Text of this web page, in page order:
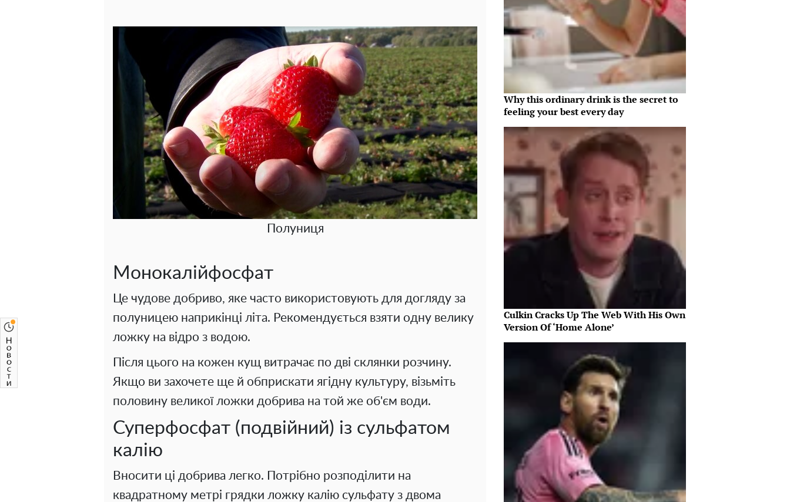
Полуниця
Монокалійфосфат
Це чудове добриво, яке часто використовують для догляду за
полуницею наприкінці літа. Рекомендується взяти одну велику
ложку на відро з водою.
Після цього на кожен кущ витрачає по дві склянки розчину.
Якщо ви захочете ще й обприскати ягідну культуру, візьміть
половину великої ложки добрива на той же об'єм води.
Суперфосфат (подвійний) із сульфатом
калію
Вносити ці добрива легко. Потрібно розподілити на
квадратному метрі грядки ложку калію сульфату з двома
Why this ordinary drink is the secret to
feeling your best every day
Culkin Cracks Up The Web With His Own
Version Of ‘Home Alone’